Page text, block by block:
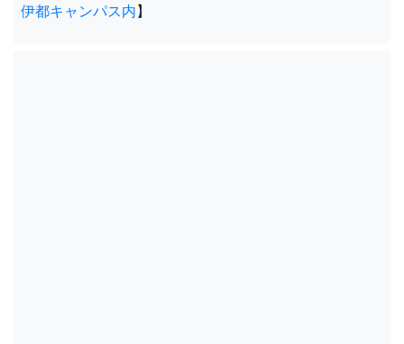
伊都キャンパス内】